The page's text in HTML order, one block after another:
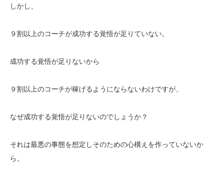
しかし、
９割以上のコーチが成功する覚悟が足りていない。
成功する覚悟が足りないから
９割以上のコーチが稼げるようにならないわけですが、
なぜ成功する覚悟が足りないのでしょうか？
それは最悪の事態を想定しそのための心構えを作っていないか
ら。